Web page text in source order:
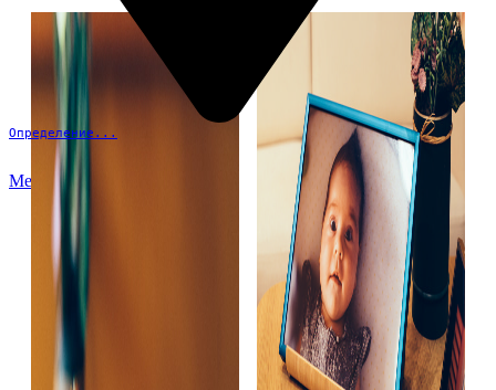
Определение...
Меню